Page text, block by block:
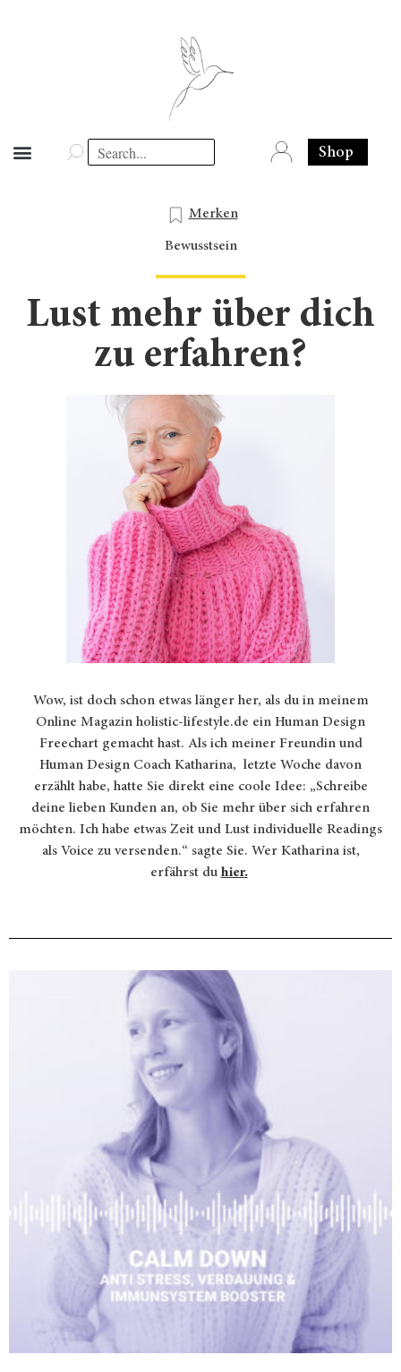
Shop
Merken
Bewusstsein
Lust mehr über dich
zu erfahren?
Wow, ist doch schon etwas länger her, als du in meinem
Online Magazin holistic-lifestyle.de ein Human Design
Freechart gemacht hast. Als ich meiner Freundin und
Human Design Coach Katharina, letzte Woche davon
erzählt habe, hatte Sie direkt eine coole Idee: „Schreibe
deine lieben Kunden an, ob Sie mehr über sich erfahren
möchten. Ich habe etwas Zeit und Lust individuelle Readings
als Voice zu versenden.“ sagte Sie. Wer Katharina ist,
erfährst du hier.